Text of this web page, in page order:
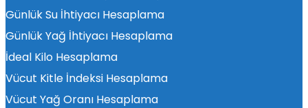
Günlük Su İhtiyacı Hesaplama
Günlük Yağ İhtiyacı Hesaplama
İdeal Kilo Hesaplama
Vücut Kitle İndeksi Hesaplama
Vücut Yağ Oranı Hesaplama